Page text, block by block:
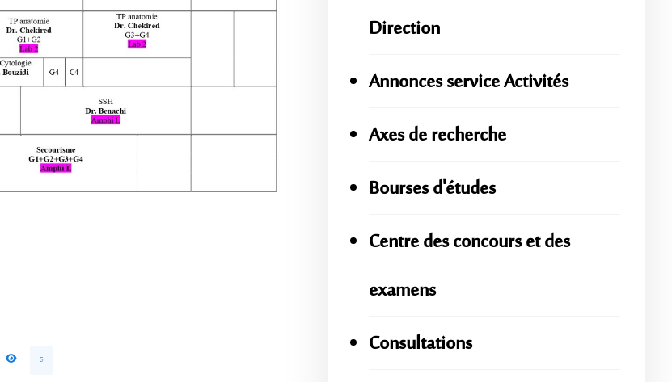
5
Direction
Annonces service Activités
Axes de recherche
Bourses d'études
Centre des concours et des
examens
Consultations